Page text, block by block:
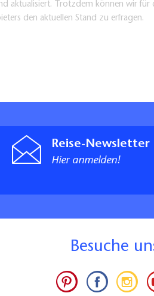
aktualisiert. Trotzdem können wir
den aktuellen Stand zu erfragen.
Reise-Newsletter
Hier anmelden!
Besuche